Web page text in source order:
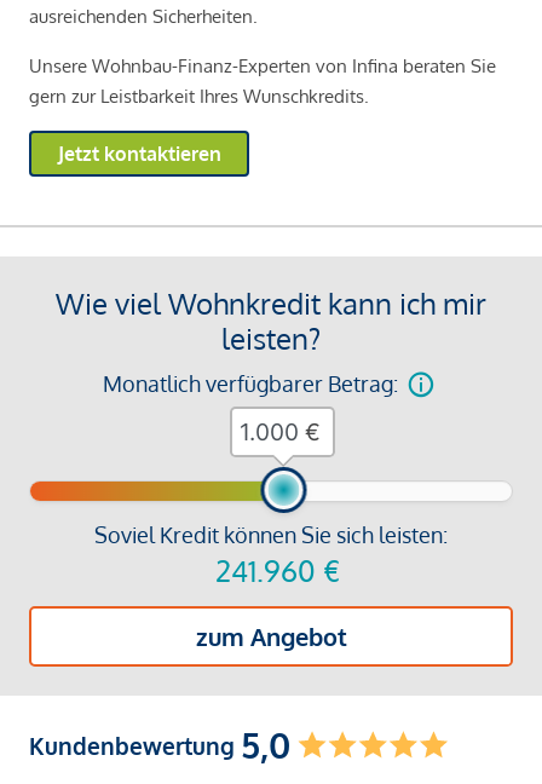
ausreichenden Sicherheiten.
Unsere Wohnbau-Finanz-Experten von Infina beraten Sie
gern zur Leistbarkeit Ihres Wunschkredits.
Jetzt kontaktieren
Wie viel Wohnkredit kann ich mir
leisten?
Monatlich verfügbarer Betrag:
Soviel Kredit können Sie sich leisten:
241.960 €
zum Angebot
€
Kundenbewertung 5,0